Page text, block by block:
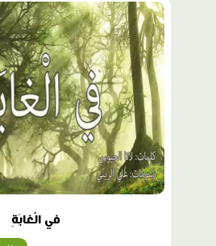
محتوى
مميّز
في الْغابَةِ